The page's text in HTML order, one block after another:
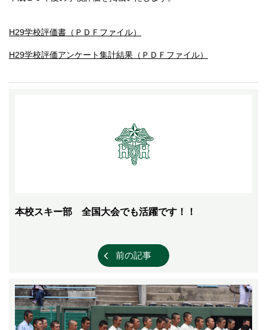
H29学校評価書（ＰＤＦファイル）
H29学校評価アンケート集計結果（ＰＤＦファイル）
本校スキー部 全国大会でも活躍です！！
前の記事